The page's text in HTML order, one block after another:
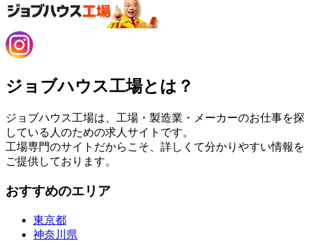
ジョブハウス工場とは？
ジョブハウス工場は、工場・製造業・メーカーのお仕事を探
している人のための求人サイトです。
工場専門のサイトだからこそ、詳しくて分かりやすい情報を
ご提供しております。
おすすめのエリア
東京都
神奈川県